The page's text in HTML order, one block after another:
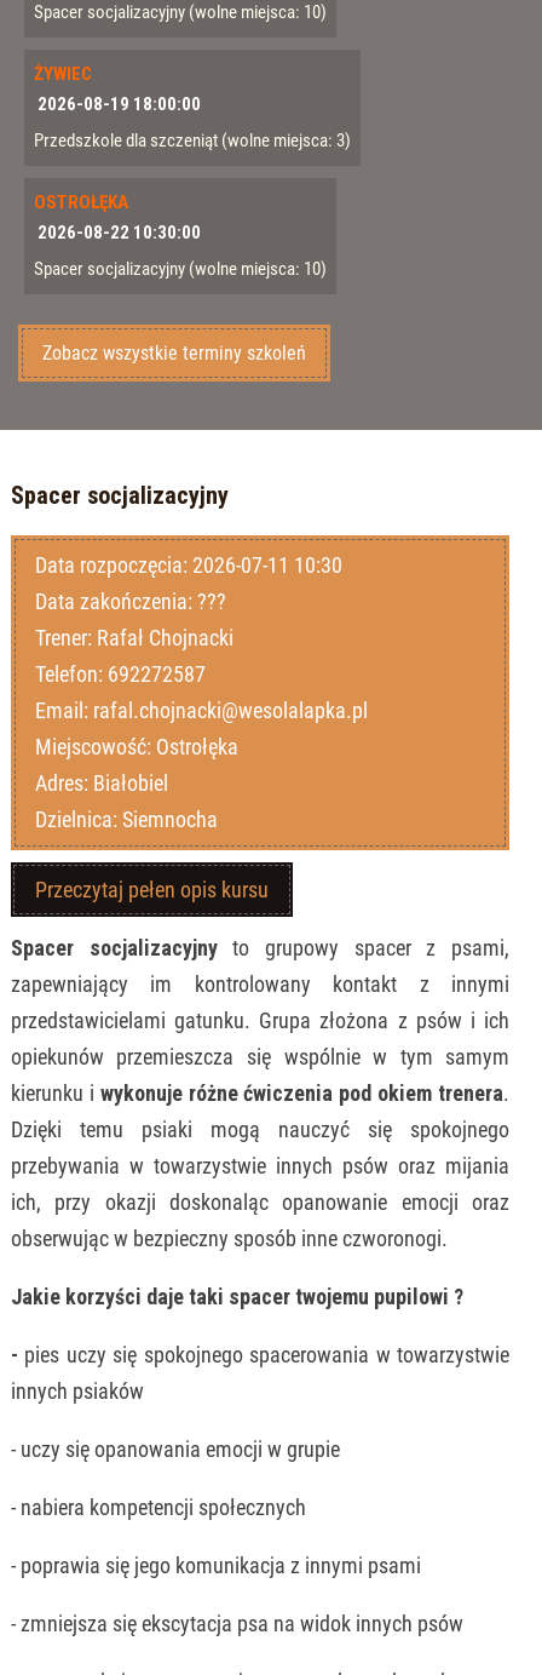
Spacer socjalizacyjny (wolne miejsca: 10)
ŻYWIEC
2026-08-19 18:00:00
Przedszkole dla szczeniąt (wolne miejsca: 3)
OSTROŁĘKA
2026-08-22 10:30:00
Spacer socjalizacyjny (wolne miejsca: 10)
Zobacz wszystkie terminy szkoleń
Spacer socjalizacyjny
Data rozpoczęcia: 2026-07-11 10:30
Data zakończenia: ???
Trener: Rafał Chojnacki
Telefon: 692272587
Email: rafal.chojnacki@wesolalapka.pl
Miejscowość: Ostrołęka
Adres: Białobiel
Dzielnica: Siemnocha
Przeczytaj pełen opis kursu
Spacer socjalizacyjnyto grupowy spacer z psami,
zapewniający im kontrolowany kontakt z innymi
przedstawicielami gatunku. Grupa złożona z psów i ich
opiekunów przemieszcza się wspólnie w tym samym
kierunku i wykonuje różne ćwiczenia pod okiem trenera.
Dzięki temu psiaki mogą nauczyć się spokojnego
przebywania w towarzystwie innych psów oraz mijania
ich, przy okazji doskonaląc opanowanie emocji oraz
obserwując w bezpieczny sposób inne czworonogi.
Jakie korzyści daje taki spacer twojemu pupilowi ?
- pies uczy się spokojnego spacerowania w towarzystwie
innych psiaków
- uczy się opanowania emocji w grupie
- nabiera kompetencji społecznych
- poprawia się jego komunikacja z innymi psami
- zmniejsza się ekscytacja psa na widok innych psów